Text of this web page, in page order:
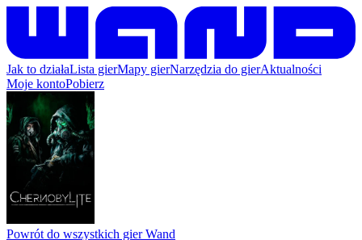
Jak to działaLista gierMapy gierNarzędzia do gierAktualności
Moje kontoPobierz
Powrót do wszystkich gier Wand